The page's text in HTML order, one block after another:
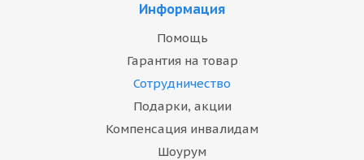
Информация
Помощь
Гарантия на товар
Сотрудничество
Подарки, акции
Компенсация инвалидам
Шоурум